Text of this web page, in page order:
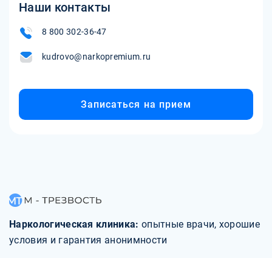
Наши контакты
8 800 302-36-47
kudrovo@narkopremium.ru
Записаться на прием
Наркологическая клиника: опытные врачи, хорошие
условия и гарантия анонимности